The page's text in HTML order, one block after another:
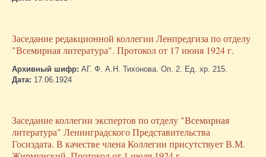
Заседание редакционной коллегии Ленпредгиза по отделу
"Всемирная литература". Протокол от 17 июня 1924 г.
Архивный шифр: АГ. Ф. А.Н. Тихонова. Оп. 2. Ед. хр. 215.
Дата: 17.06.1924
Заседание коллегии экспертов по отделу "Всемирная
литература" Ленинградского Представительства
Госиздата. В качестве члена Коллегии присутствует В.М.